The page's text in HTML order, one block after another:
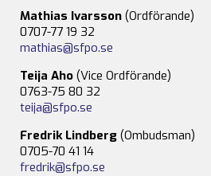
Mathias Ivarsson (Ordförande)
0707-77 19 32
mathias@sfpo.se
Teija Aho (Vice Ordförande)
0763-75 80 32
teija@sfpo.se
Fredrik Lindberg (Ombudsman)
0705-70 41 14
fredrik@sfpo.se